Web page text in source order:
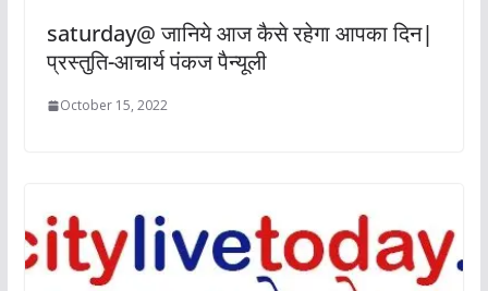
saturday@ जानिये आज कैसे रहेगा आपका दिन|
प्रस्तुति-आचार्य पंकज पैन्यूली
October 15, 2022